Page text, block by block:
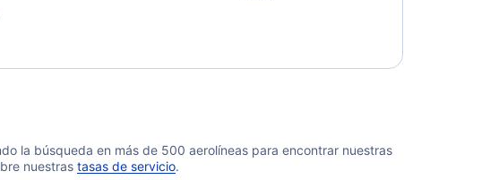
la búsqueda en más de 500 aerolíneas para encontrar nuestras
nuestras tasas de servicio.